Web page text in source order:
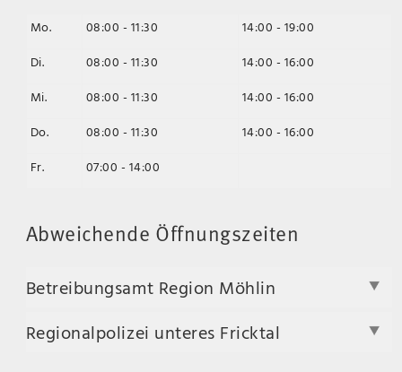
Mo. 08:00 - 11:30
14:00 - 19:00
Di.
08:00 - 11:30
14:00 - 16:00
Mi.
08:00 - 11:30
14:00 - 16:00
Do.
08:00 - 11:30
14:00 - 16:00
Fr.
07:00 - 14:00
Abweichende Öffnungszeiten
Betreibungsamt Region Möhlin
Regionalpolizei unteres Fricktal